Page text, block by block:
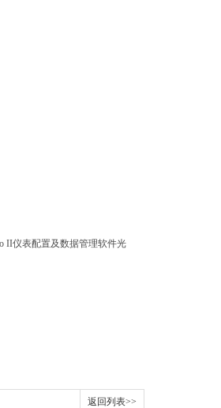
II仪表配置及数据管理软件光
返回列表>>